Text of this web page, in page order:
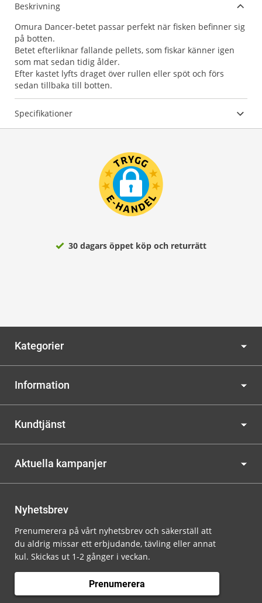
Beskrivning
Omura Dancer-betet passar perfekt när fisken befinner sig
på botten.
Betet efterliknar fallande pellets, som fiskar känner igen
som mat sedan tidig ålder.
Efter kastet lyfts draget över rullen eller spöt och förs
sedan tillbaka till botten.
Specifikationer
30 dagars öppet köp och returrätt
Kategorier
Information
Kundtjänst
Aktuella kampanjer
Nyhetsbrev
Prenumerera på vårt nyhetsbrev och säkerställ att
du aldrig missar ett erbjudande, tävling eller annat
kul. Skickas ut 1-2 gånger i veckan.
Prenumerera